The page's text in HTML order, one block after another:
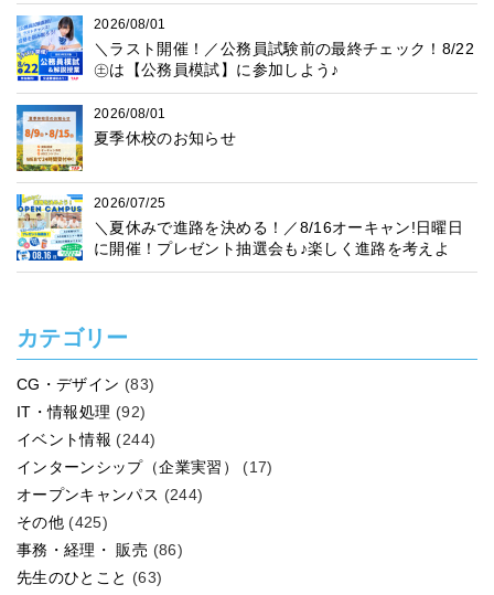
2026/08/01
＼ラスト開催！／公務員試験前の最終チェック！8/22
㊏は【公務員模試】に参加しよう♪
2026/08/01
夏季休校のお知らせ
2026/07/25
＼夏休みで進路を決める！／8/16オーキャン!日曜日
に開催！プレゼント抽選会も♪楽しく進路を考えよ
う！
カテゴリー
CG・デザイン (83)
IT・情報処理 (92)
イベント情報 (244)
インターンシップ（企業実習）
(17)
オープンキャンパス (244)
その他 (425)
事務・経理・ 販売 (86)
先生のひとこと (63)